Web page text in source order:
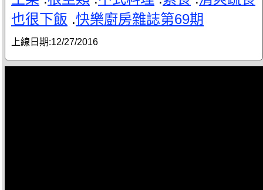
也很下飯 .快樂廚房雜誌第69期
上線日期:12/27/2016